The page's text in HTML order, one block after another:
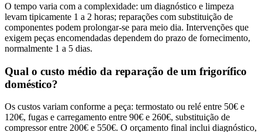
O tempo varia com a complexidade: um diagnóstico e limpeza
levam tipicamente 1 a 2 horas; reparações com substituição de
componentes podem prolongar-se para meio dia. Intervenções que
exigem peças encomendadas dependem do prazo de fornecimento,
normalmente 1 a 5 dias.
Qual o custo médio da reparação de um frigorífico
doméstico?
Os custos variam conforme a peça: termostato ou relé entre 50€ e
120€, fugas e carregamento entre 90€ e 260€, substituição de
compressor entre 200€ e 550€. O orçamento final inclui diagnóstico,